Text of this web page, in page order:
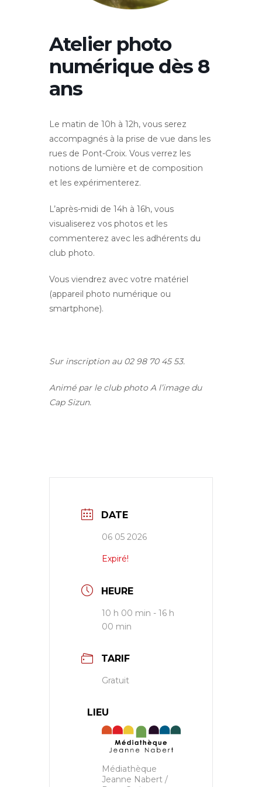
Atelier photo
numérique dès 8
ans
Le matin de 10h à 12h, vous serez
accompagnés à la prise de vue dans les
rues de Pont-Croix. Vous verrez les
notions de lumière et de composition
et les expérimenterez.
L’après-midi de 14h à 16h, vous
visualiserez vos photos et les
commenterez avec les adhérents du
club photo.
Vous viendrez avec votre matériel
(appareil photo numérique ou
smartphone).
Sur inscription au 02 98 70 45 53.
Animé par le club photo A l’image du
Cap Sizun.
DATE
06 05 2026
Expiré!
HEURE
10 h 00 min - 16 h
00 min
TARIF
Gratuit
LIEU
Médiathèque
Jeanne Nabert /